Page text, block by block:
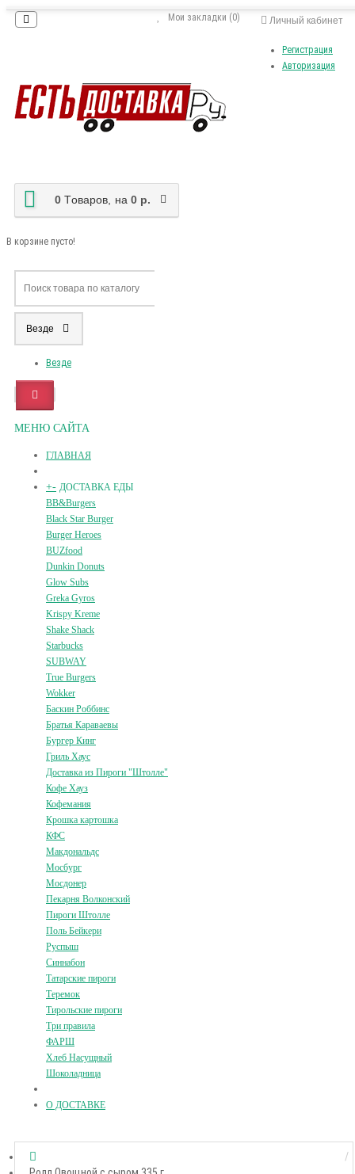
Личный кабинет
Регистрация
Авторизация
Мои закладки (0)
0 Tоваров, на 0 р.
В корзине пусто!
Везде
Везде
МЕНЮ САЙТА
ГЛАВНАЯ
+- ДОСТАВКА ЕДЫ
BB&Burgers
Black Star Burger
Burger Heroes
BUZfood
Dunkin Donuts
Glow Subs
Greka Gyros
Krispy Kreme
Shake Shack
Starbucks
SUBWAY
True Burgers
Wokker
Баскин Роббинс
Братья Караваевы
Бургер Кинг
Гриль Хаус
Доставка из Пироги "Штолле"
Кофе Хауз
Кофемания
Крошка картошка
КФС
Макдональдс
Мосбург
Мосдонер
Пекарня Волконский
Пироги Штолле
Поль Бейкери
Руспыш
Синнабон
Татарские пироги
Теремок
Тирольские пироги
Три правила
ФАРШ
Хлеб Насущный
Шоколадница
О ДОСТАВКЕ